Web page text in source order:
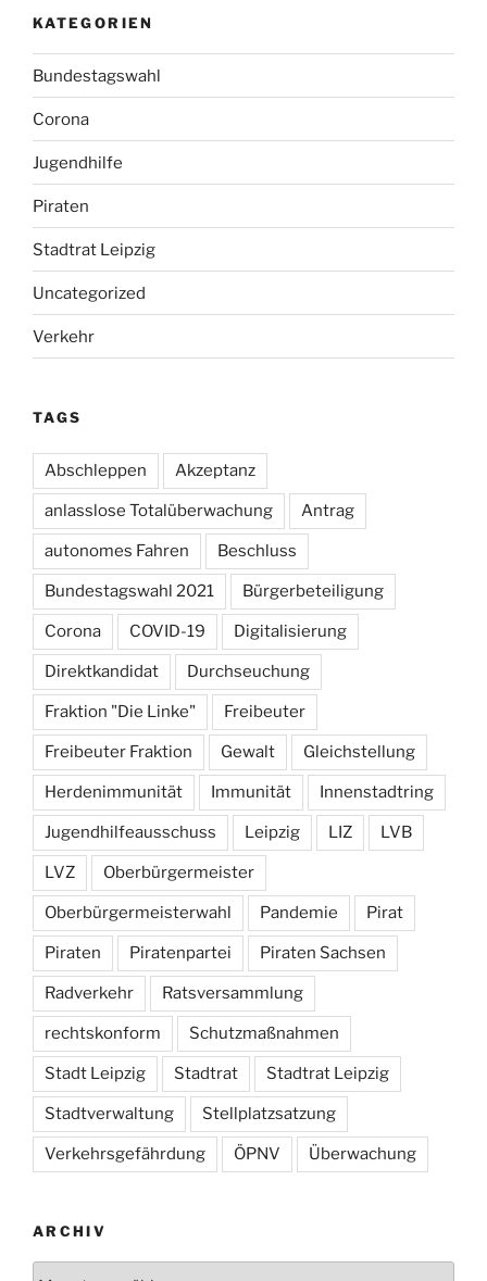
KATEGORIEN
Bundestagswahl
Corona
Jugendhilfe
Piraten
Stadtrat Leipzig
Uncategorized
Verkehr
TAGS
Abschleppen Akzeptanz
anlasslose Totalüberwachung Antrag
autonomes Fahren Beschluss
Bundestagswahl 2021 Bürgerbeteiligung
Corona COVID-19 Digitalisierung
Direktkandidat Durchseuchung
Fraktion "Die Linke" Freibeuter
Freibeuter Fraktion Gewalt Gleichstellung
Herdenimmunität Immunität Innenstadtring
Jugendhilfeausschuss Leipzig LIZ LVB
LVZ Oberbürgermeister
Oberbürgermeisterwahl Pandemie Pirat
Piraten Piratenpartei Piraten Sachsen
Radverkehr Ratsversammlung
rechtskonform Schutzmaßnahmen
Stadt Leipzig Stadtrat Stadtrat Leipzig
Stadtverwaltung Stellplatzsatzung
Verkehrsgefährdung ÖPNV Überwachung
ARCHIV